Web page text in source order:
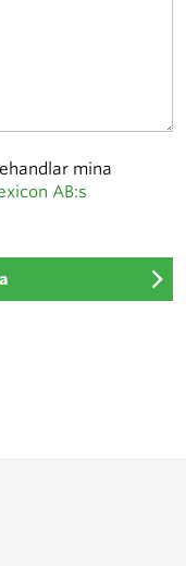
mina
AB:s